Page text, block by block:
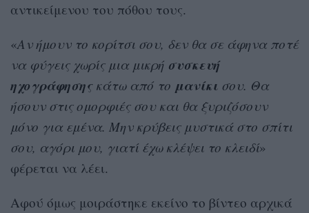
αντικείμενου του πόθου τους.
«Αν ήμουν το κορίτσι σου, δεν θα σε άφηνα ποτέ
να φύγεις χωρίς μια μικρή συσκευή
ηχογράφησηςκάτω από το μανίκι σου. Θα
ήσουν στις ομορφιές σου και θα ξυριζόσουν
μόνο για εμένα. Μην κρύβεις μυστικά στο σπίτι
σου, αγόρι μου, γιατί έχω κλέψει το κλειδί»
φέρεται να λέει.
Αφού όμως μοιράστηκε εκείνο το βίντεο αρχικά